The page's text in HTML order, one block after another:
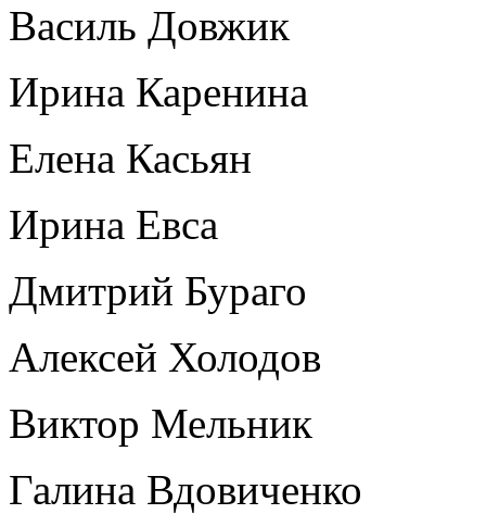
Василь Довжик
Ирина Каренина
Елена Касьян
Ирина Евса
Дмитрий Бураго
Алексей Холодов
Виктор Мельник
Галина Вдовиченко